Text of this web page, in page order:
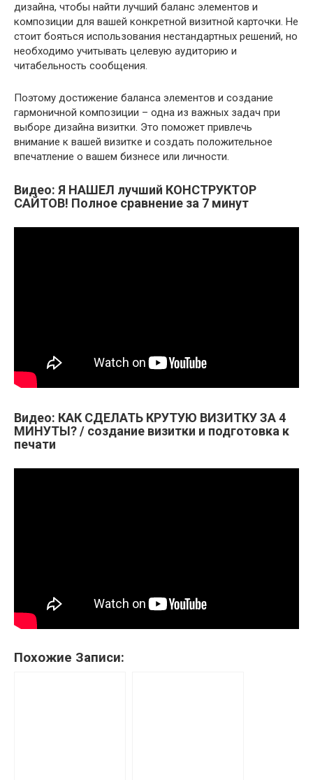
дизайна, чтобы найти лучший баланс элементов и
композиции для вашей конкретной визитной карточки. Не
стоит бояться использования нестандартных решений, но
необходимо учитывать целевую аудиторию и
читабельность сообщения.
Поэтому достижение баланса элементов и создание
гармоничной композиции – одна из важных задач при
выборе дизайна визитки. Это поможет привлечь
внимание к вашей визитке и создать положительное
впечатление о вашем бизнесе или личности.
Видео: Я НАШЕЛ лучший КОНСТРУКТОР
САЙТОВ! Полное сравнение за 7 минут
Видео: КАК СДЕЛАТЬ КРУТУЮ ВИЗИТКУ ЗА 4
МИНУТЫ? / создание визитки и подготовка к
печати
Похожие Записи: